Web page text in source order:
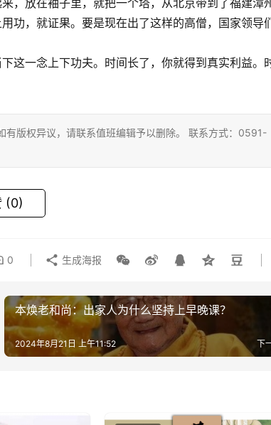
功，就证果。要是现在出了这样的高僧，国家领导
这一念上下功夫。时间长了，你就得到真实利益。
版权异议，请联系值班编辑予以删除。 联系方式：0591-
(0)
0 生成海报
本焕老和尚：出家人为什么坚持上早晚课？
下
2024年8月21日 上午11:52